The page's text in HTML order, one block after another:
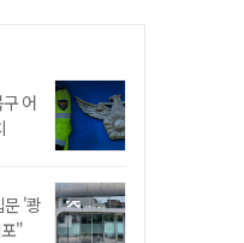
어
문 '쾅
"